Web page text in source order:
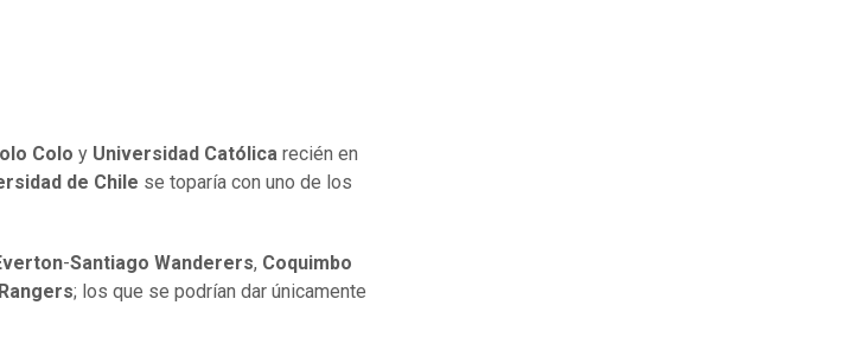
Colo y Universidad Católica recién en
de Chile se toparía con uno de los
-Santiago Wanderers, Coquimbo
Rangers; los que se podrían dar únicamente